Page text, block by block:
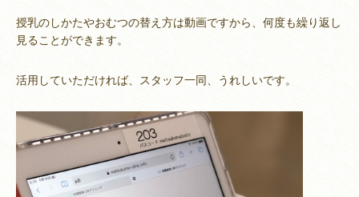
授乳のしかたやおむつの替え方は動画ですから、何度も繰り返し
見ることができます。
活用していただければ、スタッフ一同、うれしいです。